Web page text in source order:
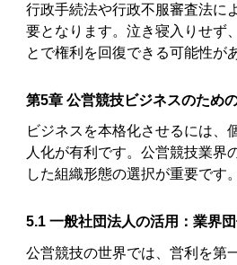
行政手続法や行政不服審査法に
要となります。泣き寝入りせず
とで権利を回復できる可能性が
第5章 公営競技ビジネスのため
ビジネスを本格化させるには、
人化が有利です。公営競技業界
した組織形態の選択が重要です。
5.1 一般社団法人の活用：業界
公営競技の世界では、営利を第